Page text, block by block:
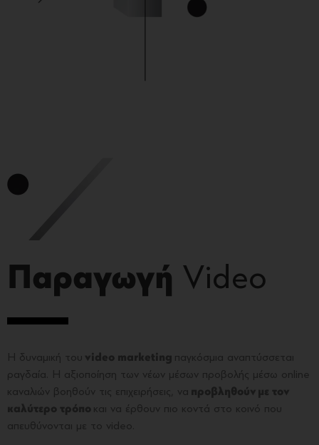
Παραγωγή Video
Η δυναμική του video marketing παγκόσμια αναπτύσσεται
ραγδαία. Η αξιοποίηση των νέων μέσων προβολής μέσω online
καναλιών βοηθούν τις επιχειρήσεις, να προβληθούν με τον
καλύτερο τρόπο και να έρθουν πιο κοντά στο κοινό που
απευθύνονται με το video.